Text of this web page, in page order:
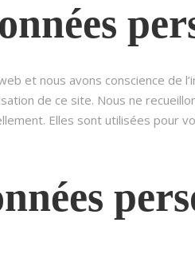
et nous avons conscience de
de ce site. Nous ne
Elles sont utilisées pour